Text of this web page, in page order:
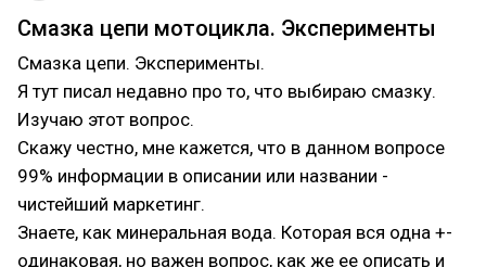
Смазка цепи мотоцикла. Эксперименты
Смазка цепи. Эксперименты.
Я тут писал недавно про то, что выбираю смазку.
Изучаю этот вопрос.
Скажу честно, мне кажется, что в данном вопросе
99% информации в описании или названии -
чистейший маркетинг.
Знаете, как минеральная вода. Которая вся одна +-
одинаковая, но важен вопрос, как же ее описать и